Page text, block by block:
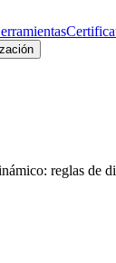
reglas de